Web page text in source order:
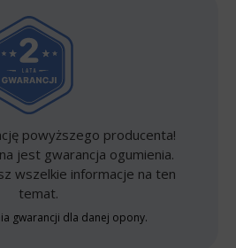
powyższego producenta!
jest gwarancja ogumienia.
wszelkie informacje na ten
temat.
gwarancji dla danej opony.